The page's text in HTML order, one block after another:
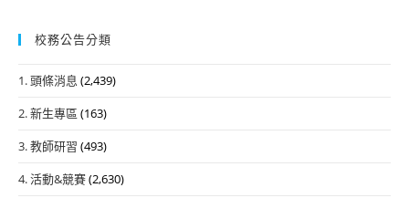
校務公告分類
1. 頭條消息 (2,439)
2. 新生專區 (163)
3. 教師研習 (493)
4. 活動&競賽(2,630)